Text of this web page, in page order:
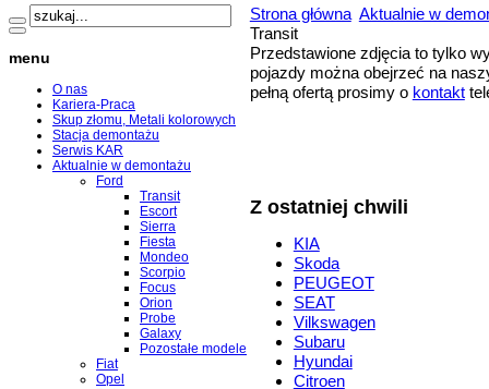
menu
O nas
Kariera-Praca
Skup złomu, Metali kolorowych
Stacja demontażu
Serwis KAR
Aktualnie w demontażu
Ford
Transit
Escort
Sierra
Fiesta
Mondeo
Scorpio
Focus
Orion
Probe
Galaxy
Pozostałe modele
Fiat
Opel
Strona główna Aktualnie w
Transit
Przedstawione zdjęcia to tylko
pojazdy można obejrzeć na
pełną ofertą prosimy o kontakt
Z ostatniej chwili
KIA
Skoda
PEUGEOT
SEAT
Vilkswagen
Subaru
Hyundai
Citroen